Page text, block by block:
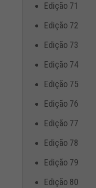
Edição 71
Edição 72
Edição 73
Edição 74
Edição 75
Edição 76
Edição 77
Edição 78
Edição 79
Edição 80